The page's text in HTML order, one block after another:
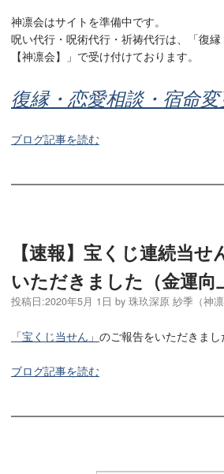
神凛会はサイトを準備中です。
呪い代行・呪術代行・祈祷代行は、「復
【神凛会】」で受け付けております。
復縁・恋愛相談・宿命変
ブログ記事を読む
【速報】宝くじ連続当
いただきました（金運向
投稿日:2020年5月 1日 by 珠玖深原 紗季（神凛
「宝くじ当せん」 のご報告をいただきまし
ブログ記事を読む